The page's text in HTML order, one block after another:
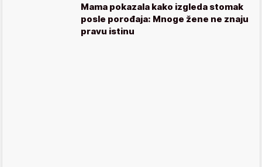
Mama pokazala kako izgleda stomak
posle porođaja: Mnoge žene ne znaju
pravu istinu